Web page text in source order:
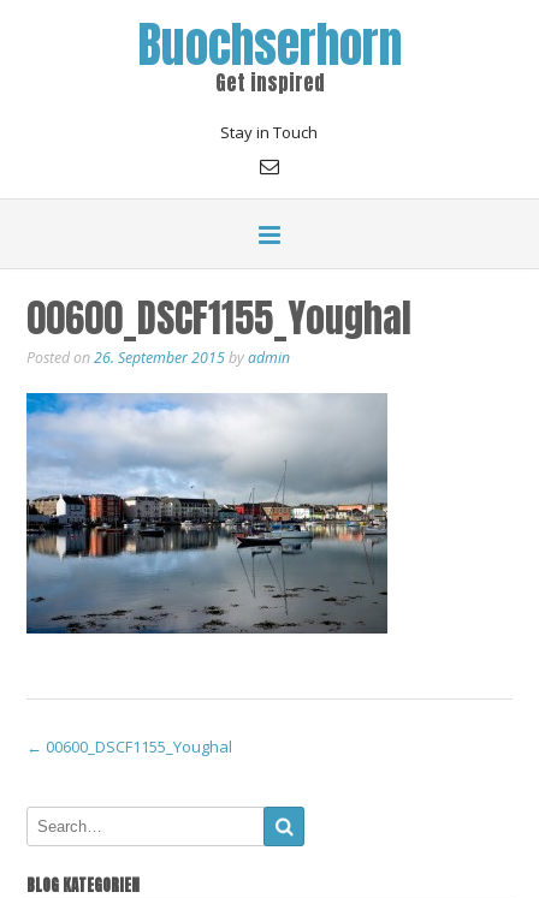
Buochserhorn
Get inspired
Stay in Touch
00600_DSCF1155_Youghal
Posted on26. September 2015byadmin
Post
navigation
← 00600_DSCF1155_Youghal
BLOG KATEGORIEN